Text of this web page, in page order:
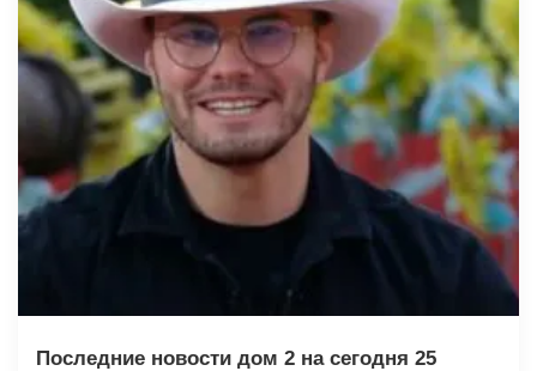
Последние новости дом 2 на сегодня 25